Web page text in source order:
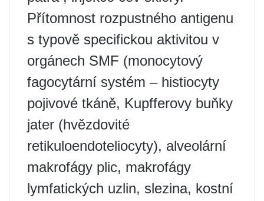
Přítomnost rozpustného antigenu
s typově specifickou aktivitou v
orgánech SMF (monocytový
fagocytární systém – histiocyty
pojivové tkáně, Kupfferovy buňky
jater (hvězdovité
retikuloendoteliocyty), alveolární
makrofágy plic, makrofágy
lymfatických uzlin, slezina, kostní